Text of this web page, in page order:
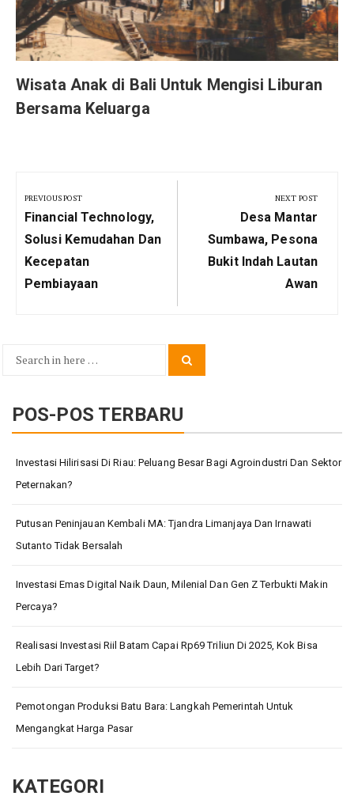
Wisata Anak di Bali Untuk Mengisi Liburan
Bersama Keluarga
pos
PREVIOUS POST
Previous
Post:
Financial Technology,
Solusi Kemudahan Dan
Kecepatan
Pembiayaan
NEXT POST
Next
Post:
Desa Mantar
Sumbawa, Pesona
Bukit Indah Lautan
Awan
Search
POS-POS TERBARU
Investasi Hilirisasi Di Riau: Peluang Besar Bagi Agroindustri Dan Sektor
Peternakan?
Putusan Peninjauan Kembali MA: Tjandra Limanjaya Dan Irnawati
Sutanto Tidak Bersalah
Investasi Emas Digital Naik Daun, Milenial Dan Gen Z Terbukti Makin
Percaya?
Realisasi Investasi Riil Batam Capai Rp69 Triliun Di 2025, Kok Bisa
Lebih Dari Target?
Pemotongan Produksi Batu Bara: Langkah Pemerintah Untuk
Mengangkat Harga Pasar
KATEGORI